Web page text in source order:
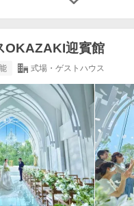
OKAZAKI迎賓館
式場・ゲストハウス